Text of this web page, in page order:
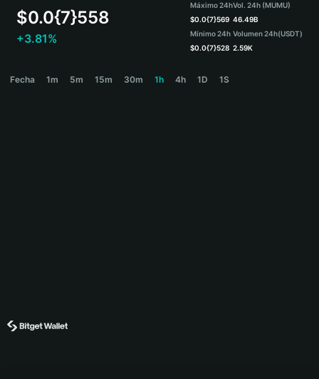
Español
Português (Brasil)
$0.0{7}558
+3.81%
Máximo 24h
$0.0{7}569
Mínimo 24h
$0.0{7}528
Vol. 24h (MUMU)
46.49B
Volumen 24h(USDT)
2.59K
Fecha 1m 5m 15m 30m 1h 4h 1D 1S